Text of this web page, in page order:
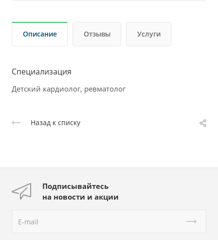
Описание Отзывы Услуги
Специализация
Детский кардиолог, ревматолог
Назад к списку
Подписывайтесь
на новости и акции